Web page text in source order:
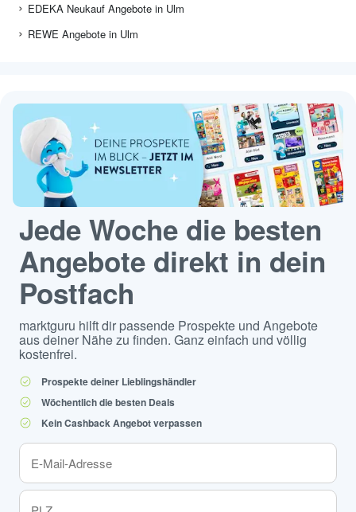
EDEKA Neukauf Angebote in Ulm
REWE Angebote in Ulm
Jede Woche die besten
Angebote direkt in dein
Postfach
marktguru hilft dir passende Prospekte und Angebote
aus deiner Nähe zu finden. Ganz einfach und völlig
kostenfrei.
Prospekte deiner Lieblingshändler
Wöchentlich die besten Deals
Kein Cashback Angebot verpassen